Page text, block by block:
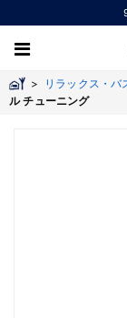
> リラックス・バ
ル チューニング